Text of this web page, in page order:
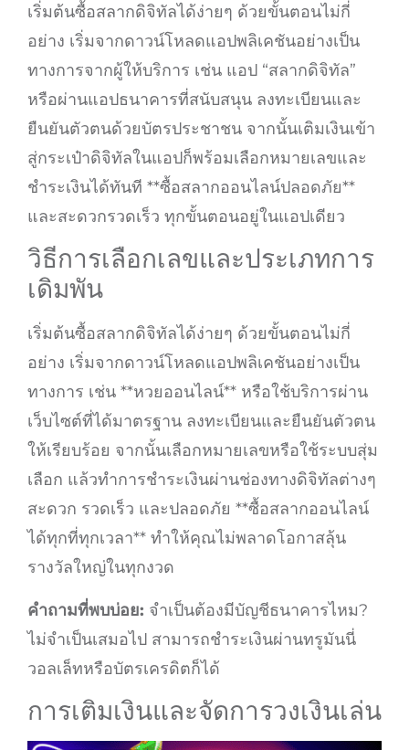
เริ่มต้นซื้อสลากดิจิทัลได้ง่ายๆ ด้วยขั้นตอนไม่กี่
อย่าง เริ่มจากดาวน์โหลดแอปพลิเคชันอย่างเป็น
ทางการจากผู้ให้บริการ เช่น แอป “สลากดิจิทัล”
หรือผ่านแอปธนาคารที่สนับสนุน ลงทะเบียนและ
ยืนยันตัวตนด้วยบัตรประชาชน จากนั้นเติมเงินเข้า
สู่กระเป๋าดิจิทัลในแอปก็พร้อมเลือกหมายเลขและ
ชำระเงินได้ทันที **ซื้อสลากออนไลน์ปลอดภัย**
และสะดวกรวดเร็ว ทุกขั้นตอนอยู่ในแอปเดียว
วิธีการเลือกเลขและประเภทการ
เดิมพัน
เริ่มต้นซื้อสลากดิจิทัลได้ง่ายๆ ด้วยขั้นตอนไม่กี่
อย่าง เริ่มจากดาวน์โหลดแอปพลิเคชันอย่างเป็น
ทางการ เช่น **หวยออนไลน์** หรือใช้บริการผ่าน
เว็บไซต์ที่ได้มาตรฐาน ลงทะเบียนและยืนยันตัวตน
ให้เรียบร้อย จากนั้นเลือกหมายเลขหรือใช้ระบบสุ่ม
เลือก แล้วทำการชำระเงินผ่านช่องทางดิจิทัลต่างๆ
สะดวก รวดเร็ว และปลอดภัย **ซื้อสลากออนไลน์
ได้ทุกที่ทุกเวลา** ทำให้คุณไม่พลาดโอกาสลุ้น
รางวัลใหญ่ในทุกงวด
คำถามที่พบบ่อย: จำเป็นต้องมีบัญชีธนาคารไหม?
ไม่จำเป็นเสมอไป สามารถชำระเงินผ่านทรูมันนี่
วอลเล็ทหรือบัตรเครดิตก็ได้
การเติมเงินและจัดการวงเงินเล่น